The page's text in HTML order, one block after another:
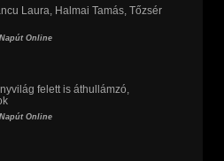
Laura, Halmai Tamás, Tőzsér
Napút Online
felett is áthullámzó,
Napút Online